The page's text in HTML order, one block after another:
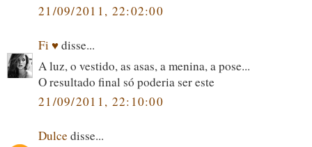
21/09/2011, 22:02:00
Fi ♥disse...
A luz, o vestido, as asas, a menina, a pose...
O resultado final só poderia ser este
21/09/2011, 22:10:00
Dulcedisse...